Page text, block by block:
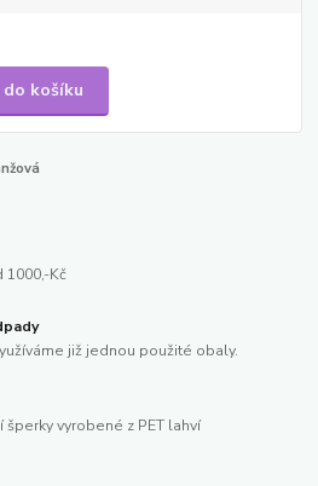
košíku
1000,-Kč
již jednou použité obaly.
vyrobené z PET lahví